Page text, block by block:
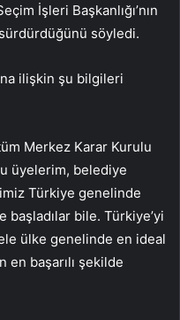
İşleri Başkanlığı’nın
sürdürdüğünü söyledi.
ilişkin şu bilgileri
Merkez Karar Kurulu
üyelerim, belediye
Türkiye genelinde
başladılar bile. Türkiye’yi
ülke genelinde en ideal
başarılı şekilde